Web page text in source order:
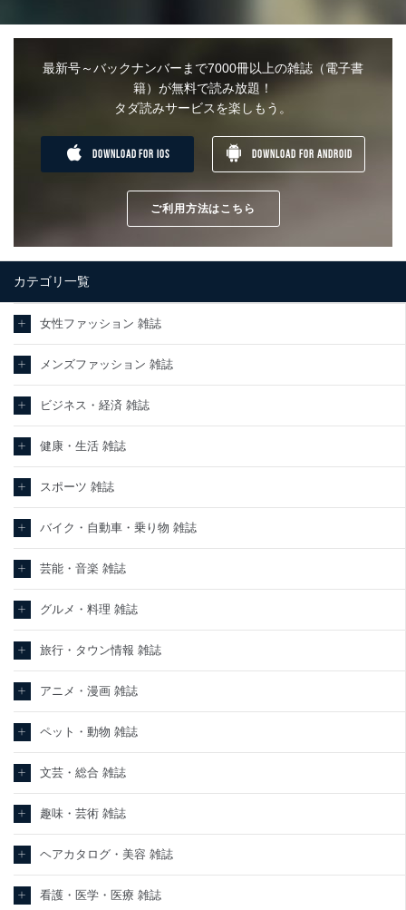
最新号～バックナンバーまで7000冊以上の雑誌（電子書
籍）が無料で読み放題！
タダ読みサービスを楽しもう。
DOWNLOAD FOR IOS DOWNLOAD FOR ANDROID
ご利用方法はこちら
カテゴリ一覧
女性ファッション 雑誌
メンズファッション 雑誌
ビジネス・経済 雑誌
健康・生活 雑誌
スポーツ 雑誌
バイク・自動車・乗り物 雑誌
芸能・音楽 雑誌
グルメ・料理 雑誌
旅行・タウン情報 雑誌
アニメ・漫画 雑誌
ペット・動物 雑誌
文芸・総合 雑誌
趣味・芸術 雑誌
ヘアカタログ・美容 雑誌
看護・医学・医療 雑誌